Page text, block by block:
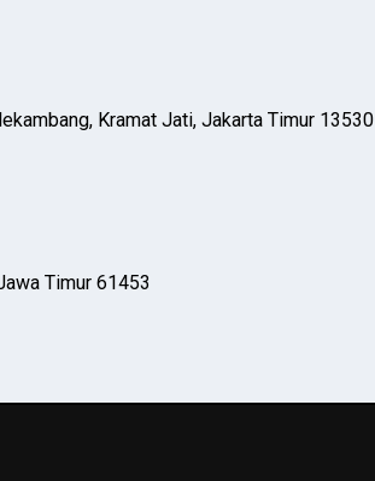
Kramat Jati, Jakarta Timur 13530
Timur 61453